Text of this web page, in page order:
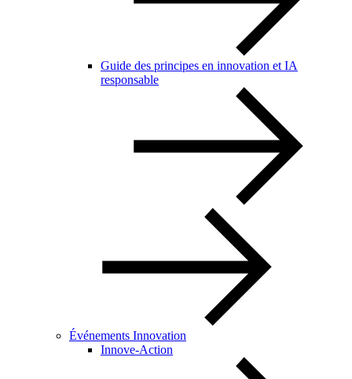
Guide des principes en innovation et IA
responsable
Événements Innovation
Innove-Action